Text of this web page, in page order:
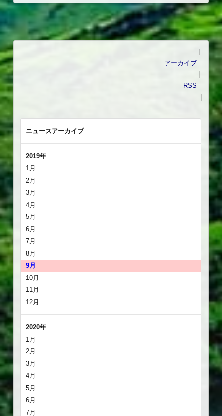
アーカイブ
RSS
ニュースアーカイブ
2019年
1月
2月
3月
4月
5月
6月
7月
8月
9月
10月
11月
12月
2020年
1月
2月
3月
4月
5月
6月
7月